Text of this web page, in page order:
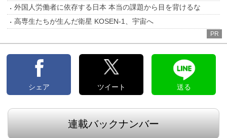
外国人労働者に依存する日本 本当の課題から目を背けるな
高専生たちが生んだ衛星 KOSEN-1、宇宙へ
PR
シェア ツイート 送る
連載バックナンバー